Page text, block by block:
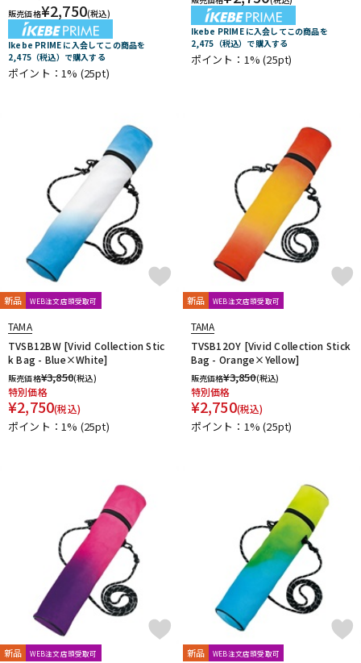
T-Z
TACKLE INSTRUMENT
TAMBURO
TARA:NOME products
T-Cymbals TECHRA
The Hand
Tight Screw
TOSCO Trick drums Turkish
UFIP
リットーミュージック
建光ドラム工房
FRANKEN CYMBAL
ぼっち・ざ・ろっく！
販売価格¥2,750(税込)
Ikebe PRIME に入会してこの商品を
2,475（税込）で購入する
ポイント：1% (25pt)
Ikebe PRIME に入会してこの商品を
2,475（税込）で購入する
ポイント：1%(25pt)
新品 WEB注文店頭受取可
TAMA
TVSB12BW [Vivid Collection Stic
k Bag - Blue×White]
販売価格¥3,850(税込)
特別価格
¥2,750(税込)
ポイント：1% (25pt)
新品 WEB注文店頭受取可
TAMA
TVSB12OY [Vivid Collection Stick
Bag - Orange×Yellow]
販売価格¥3,850(税込)
特別価格
¥2,750(税込)
ポイント：1%(25pt)
新品 WEB注文店頭受取可 新品 WEB注文店頭受取可